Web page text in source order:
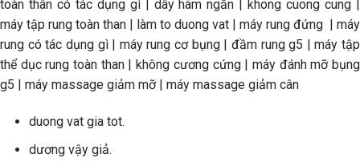
toàn thân có tác dụng gì | dây hãm ngắn | khong cuong cung |
máy tập rung toàn than | làm to duong vat | máy rung đứng | máy
rung có tác dụng gì | máy rung cơ bụng | đầm rung g5 | máy tập
thể dục rung toàn than | không cương cứng | máy đánh mỡ bụng
g5 | máy massage giảm mỡ | máy massage giảm cân
duong vat gia tot.
dương vậy giả.